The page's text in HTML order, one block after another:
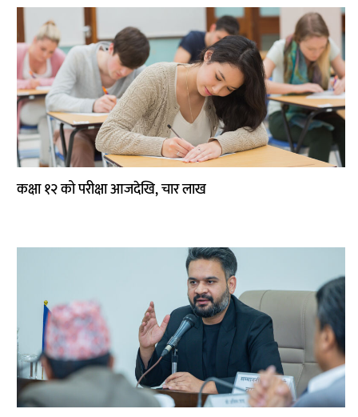
कक्षा १२ को परीक्षा आजदेखि, चार लाख